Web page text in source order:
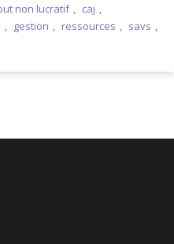
non lucratif , caj ,
, gestion , ressources , savs ,